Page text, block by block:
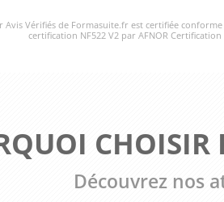
Avis Vérifiés de Formasuite.fr est certifiée
certification NF522 V2 par AFNOR
CHOISIR
Découvrez nos